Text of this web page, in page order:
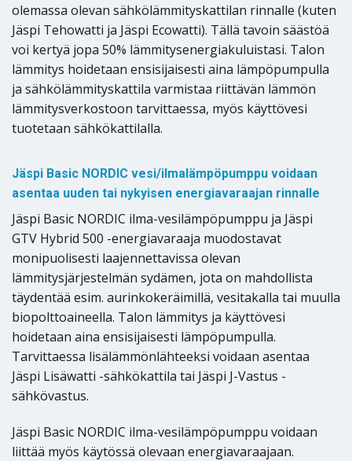
olemassa olevan sähkölämmityskattilan rinnalle (kuten
Jäspi Tehowatti ja Jäspi Ecowatti). Tällä tavoin säästöä
voi kertyä jopa 50% lämmitysenergiakuluistasi. Talon
lämmitys hoidetaan ensisijaisesti aina lämpöpumpulla
ja sähkölämmityskattila varmistaa riittävän lämmön
lämmitysverkostoon tarvittaessa, myös käyttövesi
tuotetaan sähkökattilalla.
Jäspi Basic NORDIC vesi/ilmalämpöpumppu voidaan
asentaa uuden tai nykyisen energiavaraajan rinnalle
Jäspi Basic NORDIC ilma-vesilämpöpumppu ja Jäspi
GTV Hybrid 500 -energiavaraaja muodostavat
monipuolisesti laajennettavissa olevan
lämmitysjärjestelmän sydämen, jota on mahdollista
täydentää esim. aurinkokeräimillä, vesitakalla tai muulla
biopolttoaineella. Talon lämmitys ja käyttövesi
hoidetaan aina ensisijaisesti lämpöpumpulla.
Tarvittaessa lisälämmönlähteeksi voidaan asentaa
Jäspi Lisäwatti -sähkökattila tai Jäspi J-Vastus -
sähkövastus.
Jäspi Basic NORDIC ilma-vesilämpöpumppu voidaan
liittää myös käytössä olevaan energiavaraajaan.